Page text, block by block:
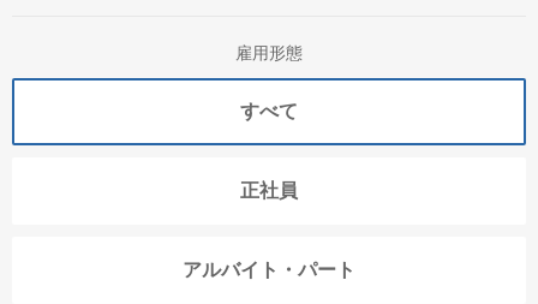
雇用形態
すべて
正社員
アルバイト・パート